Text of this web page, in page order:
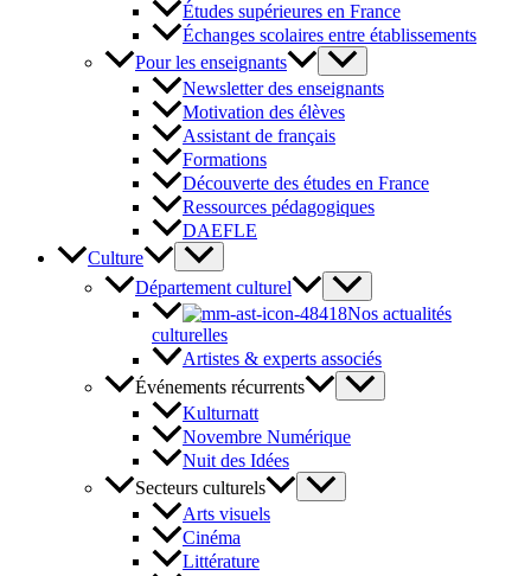
Études supérieures en France
Échanges scolaires entre établissements
Pour les enseignants
Newsletter des enseignants
Motivation des élèves
Assistant de français
Formations
Découverte des études en France
Ressources pédagogiques
DAEFLE
Culture
Département culturel
Nos actualités
culturelles
Artistes & experts associés
Événements récurrents
Kulturnatt
Novembre Numérique
Nuit des Idées
Secteurs culturels
Arts visuels
Cinéma
Littérature